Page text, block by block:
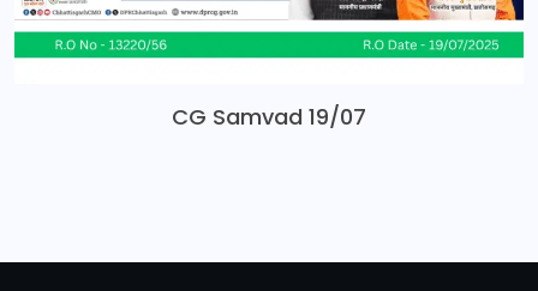
CG Samvad 19/07